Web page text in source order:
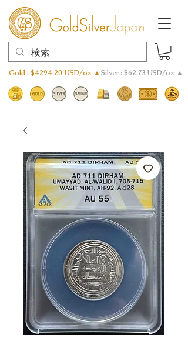
Gold : $4294.20 USD/oz ▲Silver : $62.73 USD/oz ▲